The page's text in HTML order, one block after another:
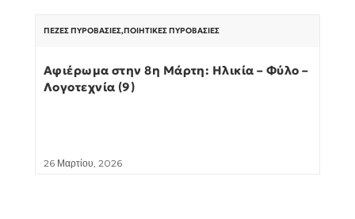
ΠΕΖΈΣ ΠΥΡΟΒΑΣΊΕΣ,ΠΟΙΗΤΙΚΈΣ ΠΥΡΟΒΑΣΊΕΣ
Αφιέρωμα στην 8η Μάρτη: Ηλικία – Φύλο –
Λογοτεχνία (9)
26 Μαρτίου, 2026